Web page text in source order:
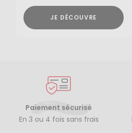
JE DÉCOUVRE
Paiement sécurisé
En 3 ou 4 fois sans frais